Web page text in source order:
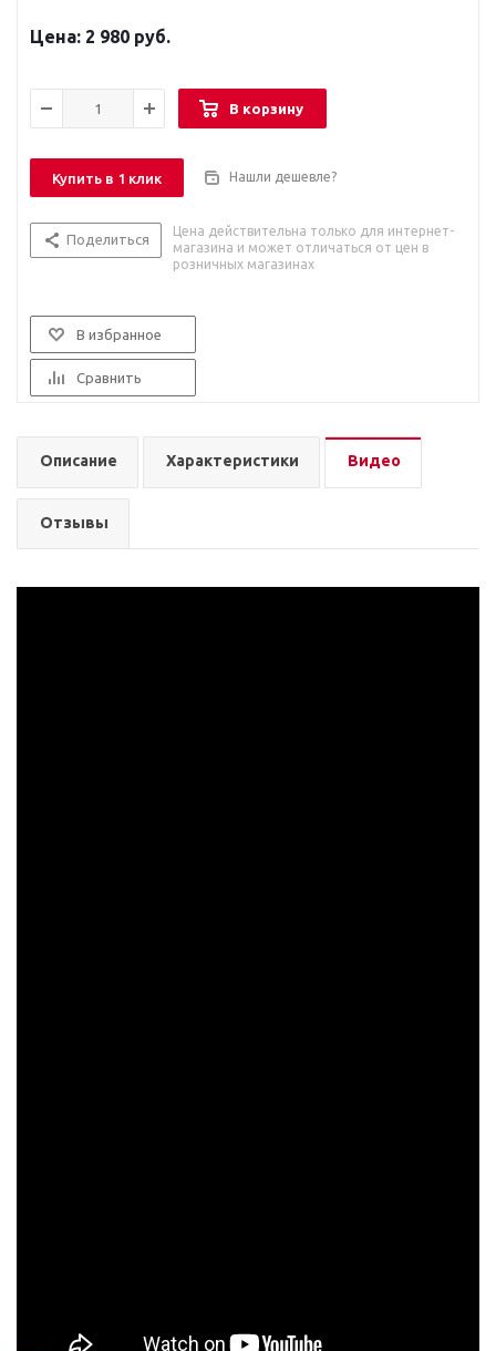
2 980 руб.
В корзину
Купить в 1 клик Нашли дешевле?
Поделиться
Цена действительна только для интернет-
магазина и может отличаться от цен в
розничных магазинах
В избранное
Сравнить
Описание Характеристики Видео
Отзывы